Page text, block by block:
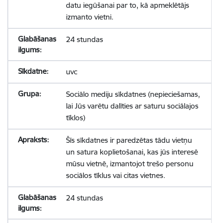
datu iegūšanai par to, kā apmeklētājs
izmanto vietni.
24 stundas
uvc
Sociālo mediju sīkdatnes (nepieciešamas,
lai Jūs varētu dalīties ar saturu sociālajos
tīklos)
Šīs sīkdatnes ir paredzētas tādu vietņu
un satura koplietošanai, kas jūs interesē
mūsu vietnē, izmantojot trešo personu
sociālos tīklus vai citas vietnes.
24 stundas